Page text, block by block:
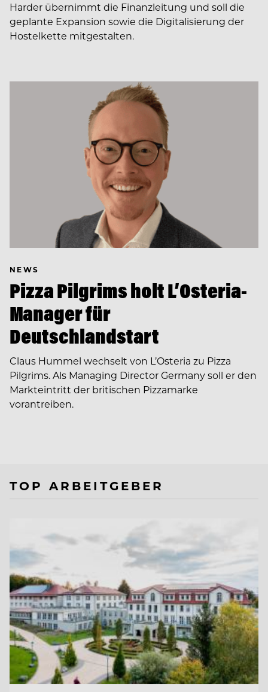
Harder übernimmt die Finanzleitung und soll die
geplante Expansion sowie die Digitalisierung der
Hostelkette mitgestalten.
NEWS
Pizza Pilgrims holt L’Osteria-
Manager für
Deutschlandstart
Claus Hummel wechselt von L’Osteria zu Pizza
Pilgrims. Als Managing Director Germany soll er den
Markteintritt der britischen Pizzamarke
vorantreiben.
TOP ARBEITGEBER